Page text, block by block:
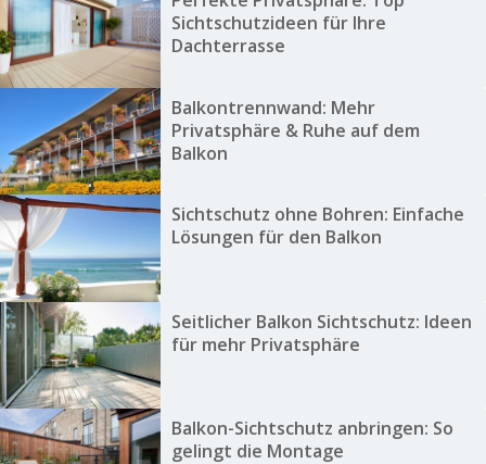
Sichtschutzideen für Ihre
Dachterrasse
Balkontrennwand: Mehr
Privatsphäre & Ruhe auf dem
Balkon
Sichtschutz ohne Bohren: Einfache
Lösungen für den Balkon
Seitlicher Balkon Sichtschutz: Ideen
für mehr Privatsphäre
Balkon-Sichtschutz anbringen: So
gelingt die Montage